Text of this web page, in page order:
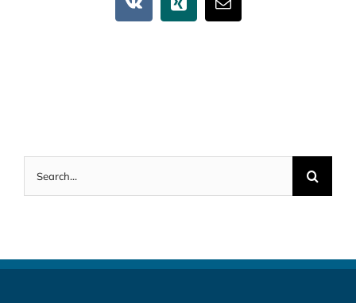
Vk Xing Email